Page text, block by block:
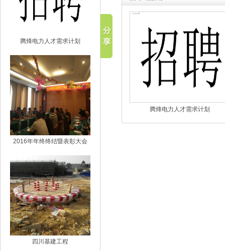
腾烽电力人才需求计划
2016年年终终结暨表彰大会
四川基建工程
腾烽电力人才需求计划